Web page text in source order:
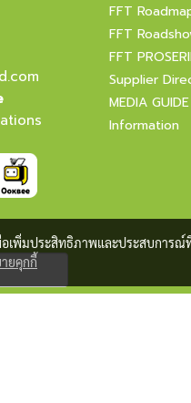
FFT
FFT
FFT
Supplier
MEDIA GUIDE
Information
อเพิ่มประสิทธิภาพและประสบการณ์
ยคุกกี้